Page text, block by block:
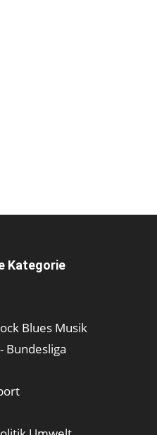
Kategorie
Blues Musik
Bundesliga